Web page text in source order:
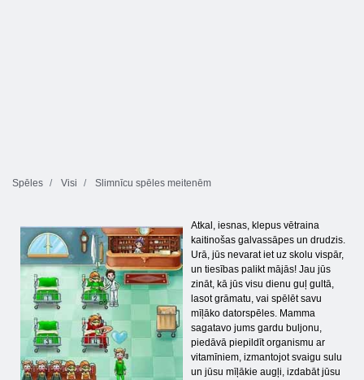
Spēles Visi Slimnīcu spēles meitenēm
Atkal, iesnas, klepus vētraina
kaitinošas galvassāpes un drudzis.
Urā, jūs nevarat iet uz skolu vispār,
un tiesības palikt mājās! Jau jūs
zināt, kā jūs visu dienu guļ gultā,
lasot grāmatu, vai spēlēt savu
mīļāko datorspēles. Mamma
sagatavo jums gardu buljonu,
piedāvā piepildīt organismu ar
vitamīniem, izmantojot svaigu sulu
un jūsu mīļākie augļi, izdabāt jūsu